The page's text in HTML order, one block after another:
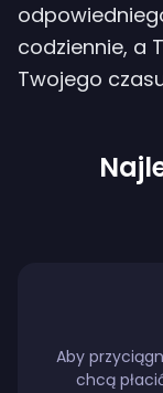
codziennie, a
Twojego
Aby
chcą